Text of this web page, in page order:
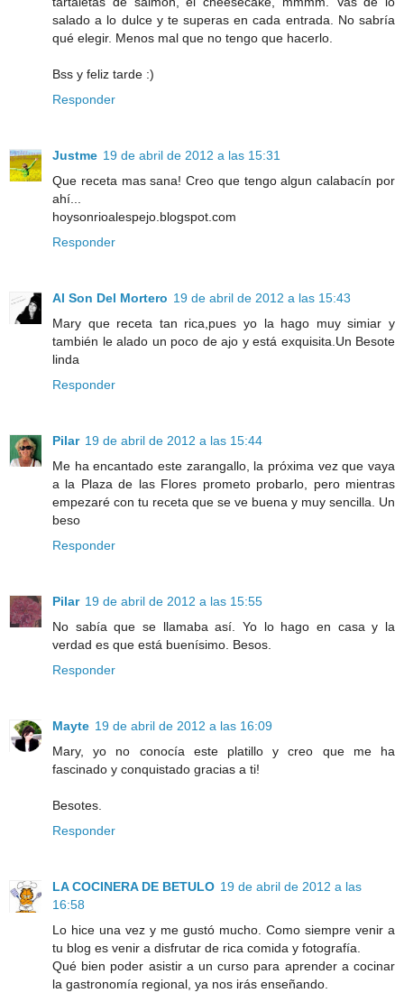
salado a lo dulce y te superas en cada entrada. No sabría
qué elegir. Menos mal que no tengo que hacerlo.
Bss y feliz tarde :)
Responder
Justme 19 de abril de 2012 a las 15:31
Que receta mas sana! Creo que tengo algun calabacín por
ahí...
hoysonrioalespejo.blogspot.com
Responder
Al Son Del Mortero 19 de abril de 2012 a las 15:43
Mary que receta tan rica,pues yo la hago muy simiar y
también le alado un poco de ajo y está exquisita.Un Besote
linda
Responder
Pilar 19 de abril de 2012 a las 15:44
Me ha encantado este zarangallo, la próxima vez que vaya
a la Plaza de las Flores prometo probarlo, pero mientras
empezaré con tu receta que se ve buena y muy sencilla. Un
beso
Responder
Pilar 19 de abril de 2012 a las 15:55
No sabía que se llamaba así. Yo lo hago en casa y la
verdad es que está buenísimo. Besos.
Responder
Mayte 19 de abril de 2012 a las 16:09
Mary, yo no conocía este platillo y creo que me ha
fascinado y conquistado gracias a ti!
Besotes.
Responder
LA COCINERA DE BETULO 19 de abril de 2012 a las
16:58
Lo hice una vez y me gustó mucho. Como siempre venir a
tu blog es venir a disfrutar de rica comida y fotografía.
Qué bien poder asistir a un curso para aprender a cocinar
la gastronomía regional, ya nos irás enseñando.